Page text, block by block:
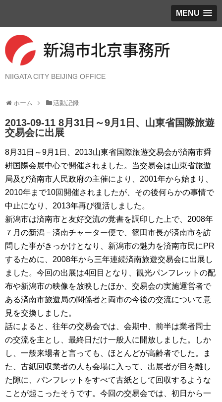
MENU
NIIGATA CITY BEIJING OFFICE
ホーム 活動記録
2013-09-11 8月31日～9月1日、山東省国際旅遊
交易会に出展
8月31日～9月1日、2013山東省国際旅遊交易会が済南市舜
耕国際会展中心で開催されました。当交易会は山東省旅遊
局及び済南市人民政府の主催により、2001年から始まり、
2010年まで10回開催されましたが、その後何らかの事情で
中止になり、2013年再び復活しました。
新潟市は済南市と友好交流の覚書を調印した上で、2008年
７月の新潟－済南チャーター便で、篠田市長が済南市を訪
問した事がきっかけとなり、新潟市の魅力を済南市民にPR
するために、2008年から三年連続済南旅遊交易会に出展し
ました。今回の出展は4回目となり、観光パンフレットの配
布や新潟市の映像を放映したほか、交易会の実施運営者で
ある済南市旅遊局の関係者と両市の今後の交流について意
見を交換しました。
話によると、往年の交易会では、会期中、前半は業者同士
の交流を主とし、最終日だけ一般人に開放しました。しか
し、一般来場者と言っても、ほとんどが高齢者でした。ま
た、古紙回収業者の人も会場に入って、出展者が目を離し
た隙に、パンフレットをすべて古紙として回収するような
ことが起こったそうです。今回の交易会では、初日から一